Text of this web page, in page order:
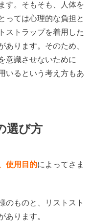
す。そもそも、人体を
っては心理的な負担と
ストラップを着用した
あります。そのため、
意識させないために
いるという考え方もあ
選び方
使用目的によってさま
のものと、リストスト
あります。